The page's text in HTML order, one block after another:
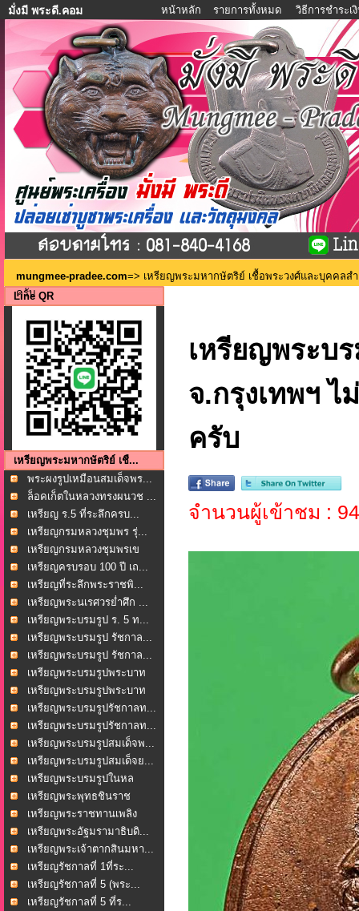
มั่งมี พระดี.คอม หน้าหลัก รายการทั้งหมด วิธีการชำระเ
mungmee-pradee.com=> เหรียญพระมหากษัตริย์ เชื้อพระวงศ์และบุคคลส
ครับ
Line QR
เหรียญพระมหากษัตริย์ เชื...
พระผงรูปเหมือนสมเด็จพร...
ล็อคเก็ตในหลวงทรงผนวช ...
เหรียญ ร.5 ที่ระลึกครบ...
เหรียญกรมหลวงชุมพร รุ่...
เหรียญกรมหลวงชุมพรเข
ตอ...
เหรียญครบรอบ 100 ปี เถ...
เหรียญที่ระลึกพระราชพิ...
เหรียญพระนเรศวรย่ำศึก ...
เหรียญพระบรมรูป ร. 5 ท...
เหรียญพระบรมรูป รัชกาล...
เหรียญพระบรมรูป รัชกาล...
เหรียญพระบรมรูปพระบาท
ส...
เหรียญพระบรมรูปพระบาท
ส...
เหรียญพระบรมรูปรัชกาลท...
เหรียญพระบรมรูปรัชกาลท...
เหรียญพระบรมรูปสมเด็จพ...
เหรียญพระบรมรูปสมเด็จย...
เหรียญพระบรมรูปในหล
วงร...เหรียญพระพุทธชินราช
หล... เหรียญพระราชทานเพลิง
ศพ... เหรียญพระอัฐมรามาธิบดิ...
เหรียญพระเจ้าตากสินมหา...
เหรียญรัชกาลที่ 1ที่ระ...
เหรียญรัชกาลที่ 5 (พระ...
เหรียญรัชกาลที่ 5 ที่ร...
เหรียญพระบ
จ.กรุงเทพฯ ไ
ครับ
จำนวนผู้เข้าชม :